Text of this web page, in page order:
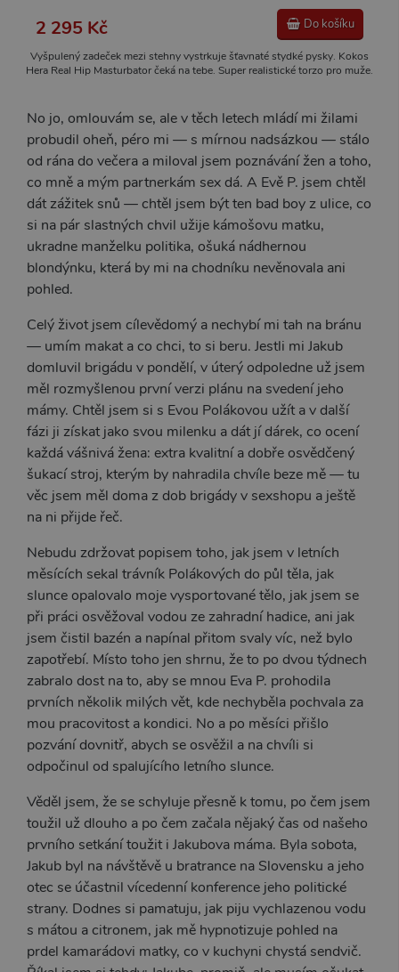
2 295 Kč Do košíku
Vyšpulený zadeček mezi stehny vystrkuje šťavnaté stydké pysky. Kokos
Hera Real Hip Masturbator čeká na tebe. Super realistické torzo pro muže.
No jo, omlouvám se, ale v těch letech mládí mi žilami
probudil oheň, péro mi — s mírnou nadsázkou — stálo
od rána do večera a miloval jsem poznávání žen a toho,
co mně a mým partnerkám sex dá. A Evě P. jsem chtěl
dát zážitek snů — chtěl jsem být ten bad boy z ulice, co
si na pár slastných chvil užije kámošovu matku,
ukradne manželku politika, ošuká nádhernou
blondýnku, která by mi na chodníku nevěnovala ani
pohled.
Celý život jsem cílevědomý a nechybí mi tah na bránu
— umím makat a co chci, to si beru. Jestli mi Jakub
domluvil brigádu v pondělí, v úterý odpoledne už jsem
měl rozmyšlenou první verzi plánu na svedení jeho
mámy. Chtěl jsem si s Evou Polákovou užít a v další
fázi ji získat jako svou milenku a dát jí dárek, co ocení
každá vášnivá žena: extra kvalitní a dobře osvědčený
šukací stroj, kterým by nahradila chvíle beze mě — tu
věc jsem měl doma z dob brigády v sexshopu a ještě
na ni přijde řeč.
Nebudu zdržovat popisem toho, jak jsem v letních
měsících sekal trávník Polákových do půl těla, jak
slunce opalovalo moje vysportované tělo, jak jsem se
při práci osvěžoval vodou ze zahradní hadice, ani jak
jsem čistil bazén a napínal přitom svaly víc, než bylo
zapotřebí. Místo toho jen shrnu, že to po dvou týdnech
zabralo dost na to, aby se mnou Eva P. prohodila
prvních několik milých vět, kde nechyběla pochvala za
mou pracovitost a kondici. No a po měsíci přišlo
pozvání dovnitř, abych se osvěžil a na chvíli si
odpočinul od spalujícího letního slunce.
Věděl jsem, že se schyluje přesně k tomu, po čem jsem
toužil už dlouho a po čem začala nějaký čas od našeho
prvního setkání toužit i Jakubova máma. Byla sobota,
Jakub byl na návštěvě u bratrance na Slovensku a jeho
otec se účastnil vícedenní konference jeho politické
strany. Dodnes si pamatuju, jak piju vychlazenou vodu
s mátou a citronem, jak mě hypnotizuje pohled na
prdel kamarádovi matky, co v kuchyni chystá sendvič.